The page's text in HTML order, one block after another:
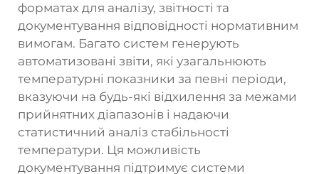
форматах для аналізу, звітності та
документування відповідності нормативним
вимогам. Багато систем генерують
автоматизовані звіти, які узагальнюють
температурні показники за певні періоди,
вказуючи на будь-які відхилення за межами
прийнятних діапазонів і надаючи
статистичний аналіз стабільності
температури. Ця можливість
документування підтримує системи